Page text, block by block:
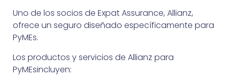
Uno de los socios de Expat Assurance, Allianz,
ofrece un seguro diseñado específicamente para
PyMEs.
Los productos y servicios de Allianz para
PyMEsincluyen: